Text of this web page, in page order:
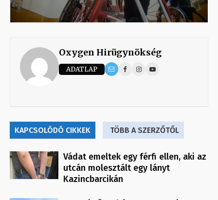
Oxygen Hirügynökség
ADATLAP
KAPCSOLÓDÓ CIKKEK TÖBB A SZERZŐTŐL
Vádat emeltek egy férfi ellen, aki az
utcán molesztált egy lányt
Kazincbarcikán